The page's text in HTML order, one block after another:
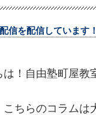
信を配信しています！
は！自由塾町屋教
こちらのコラムは